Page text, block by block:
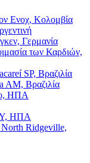
Ενοχ, Κολομβία
Γερμανία
των Καρδιών,
SP, Βραζιλία
AM, Βραζιλία
ΗΠΑ
ΗΠΑ
Ridgeville,